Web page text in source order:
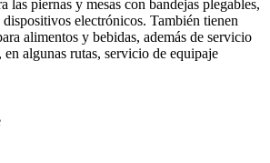
las piernas y mesas con bandejas plegables,
dispositivos electrónicos. También tienen
alimentos y bebidas, además de servicio
algunas rutas, servicio de equipaje